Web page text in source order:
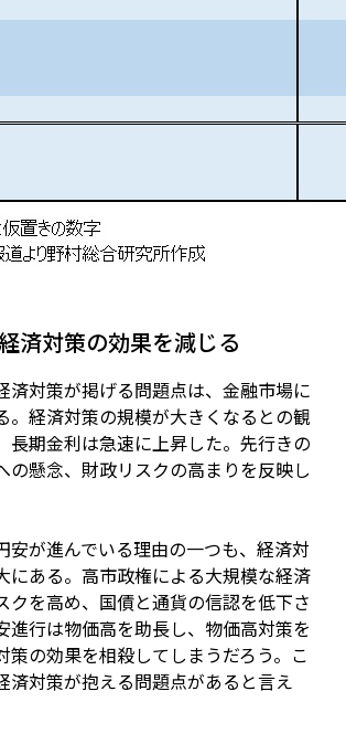
済対策の効果を減じる
済対策が掲げる問題点は、金融市場に
。経済対策の規模が大きくなるとの観
長期金利は急速に上昇した。先行きの
の懸念、財政リスクの高まりを反映し
安が進んでいる理由の一つも、経済対
にある。高市政権による大規模な経済
クを高め、国債と通貨の信認を低下さ
進行は物価高を助長し、物価高対策を
策の効果を相殺してしまうだろう。こ
済対策が抱える問題点があると言え